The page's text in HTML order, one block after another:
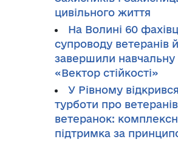
цивільного життя
На Волині 60
супроводу ветеранів
завершили
«Вектор стійкості»
У Рівному
турботи про
ветеранок:
підтримка за